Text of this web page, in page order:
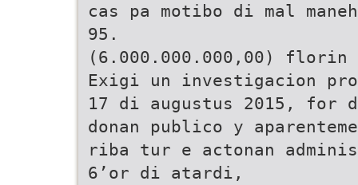
cas pa motibo di mal
95.
(6.000.000.000,00)
Exigi un investigacion
17 di augustus 2015, for
donan publico y
riba tur e actonan
6’or di atardi,